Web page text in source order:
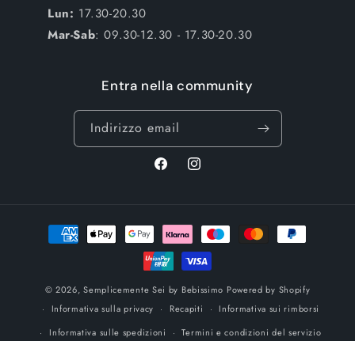
Lun: 17.30-20.30
Mar-Sab: 09.30-12.30 - 17.30-20.30
Entra nella community
Indirizzo email
FacebookInstagram
Metodi
© 2026,Semplicemente Sei by Bebissimo Powered by Shopify
Informativa sulla privacy
Recapiti
Informativa sui rimborsi
Informativa sulle spedizioni
Termini e condizioni del servizio